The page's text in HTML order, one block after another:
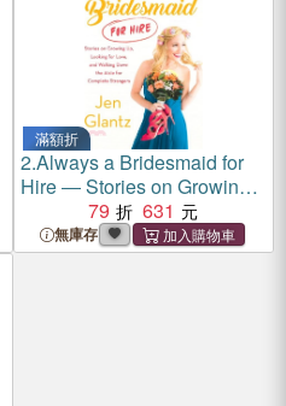
滿額折
2.Always a Bridesmaid for
Hire ― Stories on Growing
Up, Looking for Love, and
Walking Down the Aisle for
Complete Strangers
79 631
無庫存